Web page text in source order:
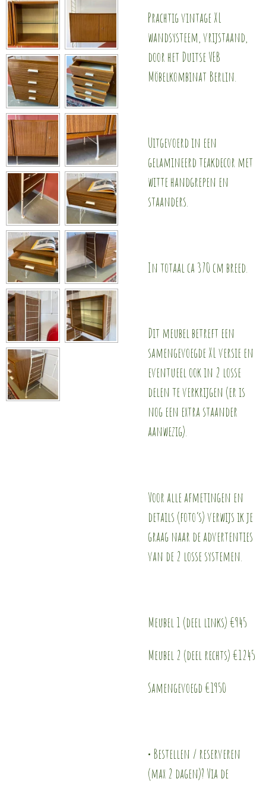
Prachtig vintage XL
wandsysteem, vrijstaand,
door het Duitse VEB
Möbelkombinat Berlin.
Uitgevoerd in een
gelamineerd teakdecor met
witte handgrepen en
staanders.
In totaal ca 370 cm breed.
Dit meubel betreft een
samengevoegde XL versie en
eventueel ook in 2 losse
delen te verkrijgen (er is
nog een extra staander
aanwezig).
Voor alle afmetingen en
details (foto’s) verwijs ik je
graag naar de advertenties
van de 2 losse systemen.
Meubel 1 (deel links) €945
Meubel 2 (deel rechts) €1245
Samengevoegd €1950
• Bestellen / reserveren
(max 2 dagen)? Via de